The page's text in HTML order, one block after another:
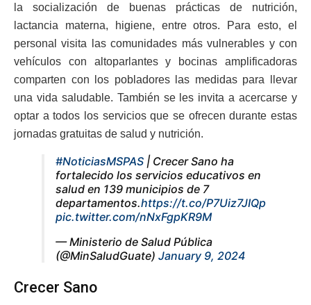
la socialización de buenas prácticas de nutrición,
lactancia materna, higiene, entre otros. Para esto, el
personal visita las comunidades más vulnerables y con
vehículos con altoparlantes y bocinas amplificadoras
comparten con los pobladores las medidas para llevar
una vida saludable. También se les invita a acercarse y
optar a todos los servicios que se ofrecen durante estas
jornadas gratuitas de salud y nutrición.
#NoticiasMSPAS | Crecer Sano ha
fortalecido los servicios educativos en
salud en 139 municipios de 7
departamentos.https://t.co/P7Uiz7JIQp
pic.twitter.com/nNxFgpKR9M
— Ministerio de Salud Pública
(@MinSaludGuate) January 9, 2024
Crecer Sano